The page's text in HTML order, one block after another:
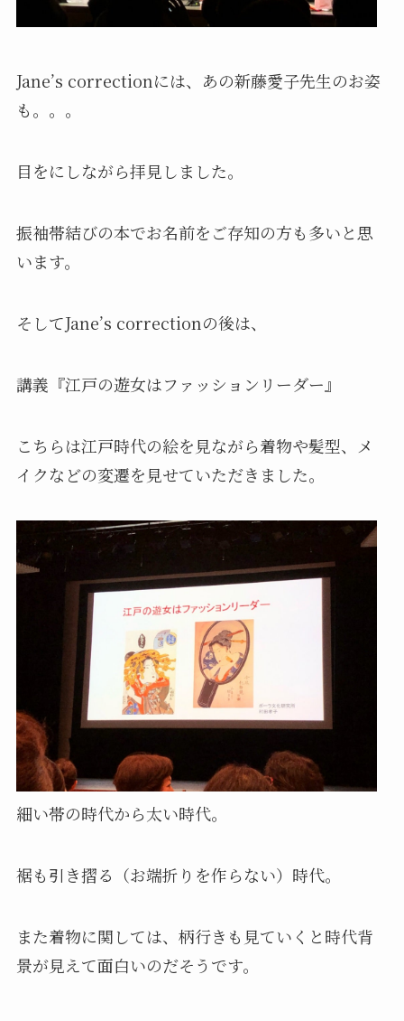
Jane’s correctionには、あの新藤愛子先生のお姿
も。。。
目をにしながら拝見しました。
振袖帯結びの本でお名前をご存知の方も多いと思
います。
そしてJane’s correctionの後は、
講義『江戸の遊女はファッションリーダー』
こちらは江戸時代の絵を見ながら着物や髪型、メ
イクなどの変遷を見せていただきました。
細い帯の時代から太い時代。
裾も引き摺る（お端折りを作らない）時代。
また着物に関しては、柄行きも見ていくと時代背
景が見えて面白いのだそうです。